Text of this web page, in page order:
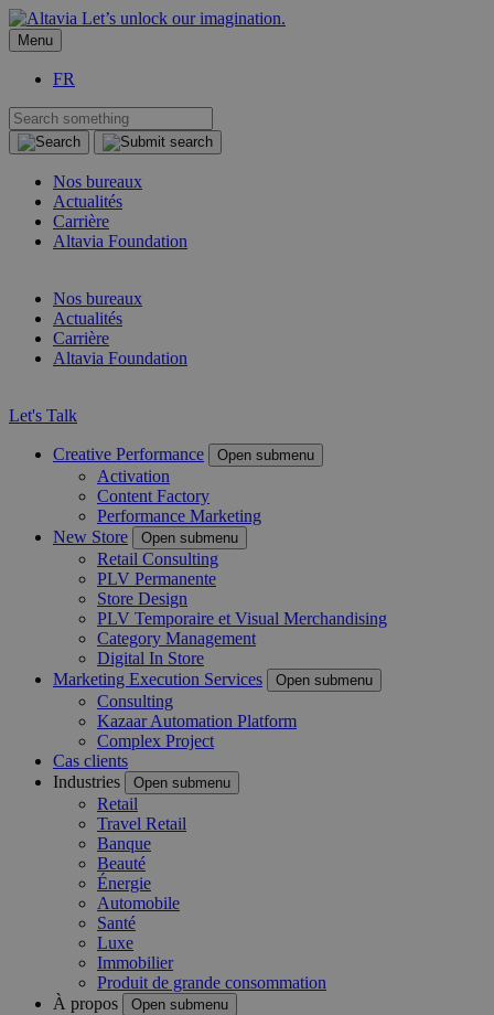
Let’s unlock our imagination.
Menu
FR
Nos bureaux
Actualités
Carrière
Altavia Foundation
Nos bureaux
Actualités
Carrière
Altavia Foundation
Let's Talk
Creative Performance Open submenu
Activation
Content Factory
Performance Marketing
New Store
Open submenu
Retail Consulting
PLV Permanente
Store Design
PLV Temporaire et Visual Merchandising
Category Management
Digital In Store
Marketing Execution Services
Open submenu
Consulting
Kazaar Automation Platform
Complex Project
Cas clients
Industries
Open submenu
Retail
Travel Retail
Banque
Beauté
Énergie
Automobile
Santé
Luxe
Immobilier
Produit de grande consommation
À propos
Open submenu